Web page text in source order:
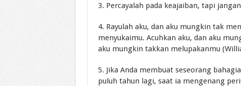
3. Percayalah pada keajaiban, tapi
4. Rayulah aku, dan aku mungkin tak
menyukaimu. Acuhkan aku, dan aku
aku mungkin takkan melupakanmu
5. Jika Anda membuat seseorang
puluh tahun lagi, saat ia mengenang